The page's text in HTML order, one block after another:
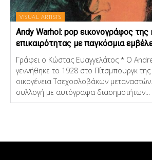
VISUAL ARTISTS
Andy Warhol: pop εικονογράφος
επικαιρότητας με παγκόσμια
Γράφει ο Κώστας Ευαγγελάτος * Ο
γεννήθηκε το 1928 στο Πίτσμπουργκ
οικογένεια Τσεχοσλοβάκων
συλλογή με αυτόγραφα διασημοτήτων...